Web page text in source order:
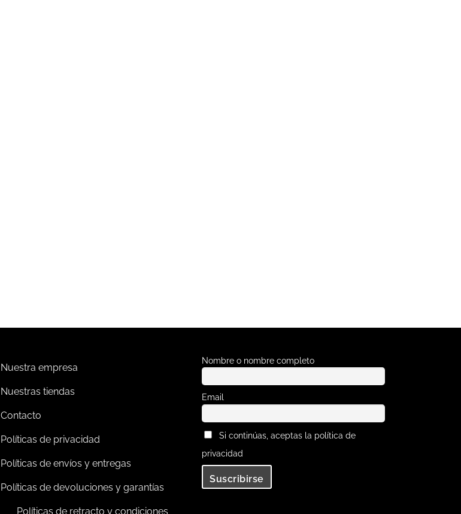
Nuestra empresa
Nuestras tiendas
Contacto
Políticas de privacidad
Políticas de envíos y entregas
Políticas de devoluciones y garantías
Políticas de retracto y condiciones
Nombre o nombre completo
Email
Si continúas, aceptas la política de
privacidad